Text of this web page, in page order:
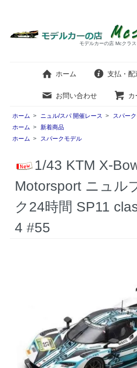
モデルカーの店 Mcクラス
ホーム 支払・配
お問い合わせ カ
ホーム > ニュル/スパ 開催レース >
スパー
ホーム > 新着商品
ホーム > スパークモデル
1/43 KTM X-
Motorsport ニュル
ク24時間 SP11
4 #55